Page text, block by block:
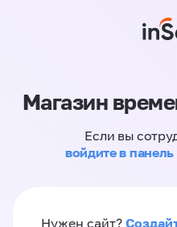
Магазин
Если вы
войдите в
Нужен сайт?